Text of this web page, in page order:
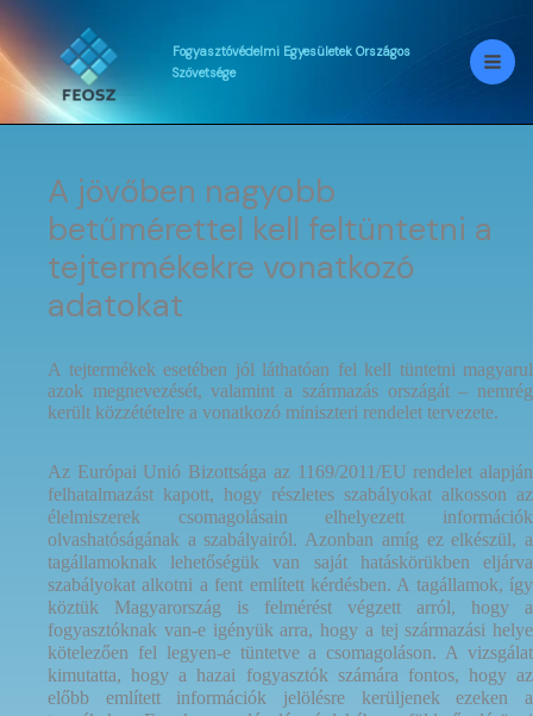
Skip
to
content
Fogyasztóvédelmi Egyesületek Országos
Szövetsége
A jövőben nagyobb
betűmérettel kell feltüntetni a
tejtermékekre vonatkozó
adatokat
A tejtermékek esetében jól láthatóan fel kell tüntetni magyarul
azok megnevezését, valamint a származás országát – nemrég
került közzétételre a vonatkozó miniszteri rendelet tervezete.
Az Európai Unió Bizottsága az 1169/2011/EU rendelet alapján
felhatalmazást kapott, hogy részletes szabályokat alkosson az
élelmiszerek csomagolásain elhelyezett információk
olvashatóságának a szabályairól. Azonban amíg ez elkészül, a
tagállamoknak lehetőségük van saját hatáskörükben eljárva
szabályokat alkotni a fent említett kérdésben. A tagállamok, így
köztük Magyarország is felmérést végzett arról, hogy a
fogyasztóknak van-e igényük arra, hogy a tej származási helye
kötelezően fel legyen-e tüntetve a csomagoláson. A vizsgálat
kimutatta, hogy a hazai fogyasztók számára fontos, hogy az
előbb említett információk jelölésre kerüljenek ezeken a